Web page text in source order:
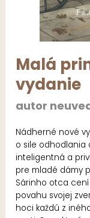
Malá
vydanie
autor
Nádherné nové
o sile odhodlania
inteligentná a
pre mladé dámy
Sárinho otca
povahu svojej
hoci každú z